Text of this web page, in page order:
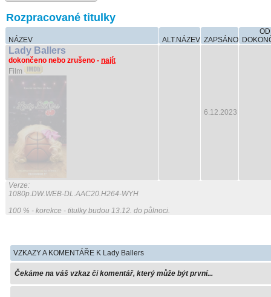
Rozpracované titulky
NÁZEV ALT.NÁZEV ZAPSÁNO
Lady Ballers
dokončeno nebo zrušeno - najít
Film
6.12.2023
Verze:
1080p.DW.WEB-DL.AAC20.H264-WYH
100 % - korekce - titulky budou 13.12. do půlnoci.
VZKAZY A KOMENTÁŘE K Lady Ballers
Čekáme na váš vzkaz či komentář, který může být první...